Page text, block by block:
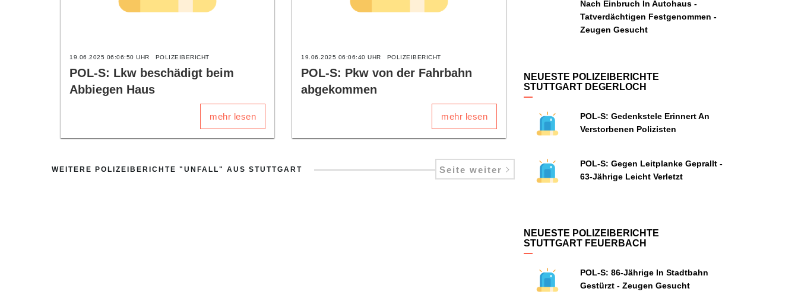
19.06.2025 06:06:50 UHR POLIZEIBERICHT
POL-S: Lkw beschädigt beim
Abbiegen Haus
mehr lesen
19.06.2025 06:06:40 UHR POLIZEIBERICHT
POL-S: Pkw von der Fahrbahn
abgekommen
mehr lesen
WEITERE POLIZEIBERICHTE "UNFALL" AUS STUTTGART Seite weiter
Nach Einbruch In Autohaus -
Tatverdächtigen Festgenommen -
Zeugen Gesucht
NEUESTE POLIZEIBERICHTE
STUTTGART DEGERLOCH
POL-S: Gedenkstele Erinnert An
Verstorbenen Polizisten
POL-S: Gegen Leitplanke Geprallt -
63-Jährige Leicht Verletzt
NEUESTE POLIZEIBERICHTE
STUTTGART FEUERBACH
POL-S: 86-Jährige In Stadtbahn
Gestürzt - Zeugen Gesucht